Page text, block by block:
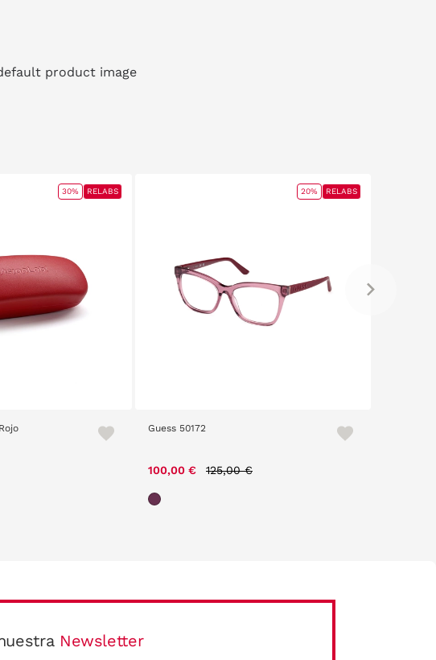
30% RELABS
Guess 50172
100,00 € 125,00 €
20% RELABS
Newsletter